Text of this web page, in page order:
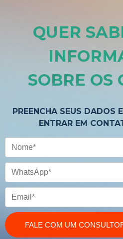
QUER
SOBRE OS
PREENCHA SEUS DADOS
ENTRAR EM
Nome
WhatsApp
Email
FALE COM UM